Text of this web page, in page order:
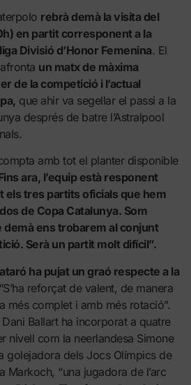
rebrà demà la visita del
en partit corresponent a la
Divisió d’Honor Femenina. El
un matx de màxima
de la competició i l’actual
que ahir va segellar el passi a la
després de batre l’Astralpool
amb tot el planter disponible
ara, l’equip està responent
els tres partits oficials que hem
de Copa Catalunya. Som
ens trobarem al conjunt
Serà un partit molt difícil”.
ha pujat un graó respecte a la
reforçat de valent, de manera
més complet i amb més rotació”.
Ballart ha incorporat a quatre
nivell com la neerlandesa Simone
golejadora dels Jocs Olímpics de
Markoch, “una jugadora de l’arc